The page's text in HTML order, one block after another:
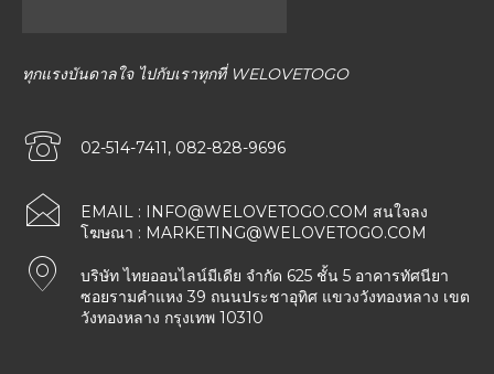
ทุกแรงบันดาลใจ ไปกับเราทุกที่ WELOVETOGO
02-514-7411, 082-828-9696
EMAIL : INFO@WELOVETOGO.COM สนใจลง
โฆษณา : MARKETING@WELOVETOGO.COM
บริษัท ไทยออนไลน์มีเดีย จำกัด 625 ชั้น 5 อาคารทัศนียา
ซอยรามคำแหง 39 ถนนประชาอุทิศ แขวงวังทองหลาง เขต
วังทองหลาง กรุงเทพ 10310